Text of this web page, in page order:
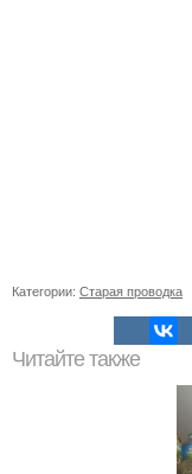
Категории: Старая проводка
Читайте также